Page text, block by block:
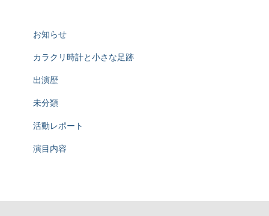
お知らせ
カラクリ時計と小さな足跡
出演歴
未分類
活動レポート
演目内容